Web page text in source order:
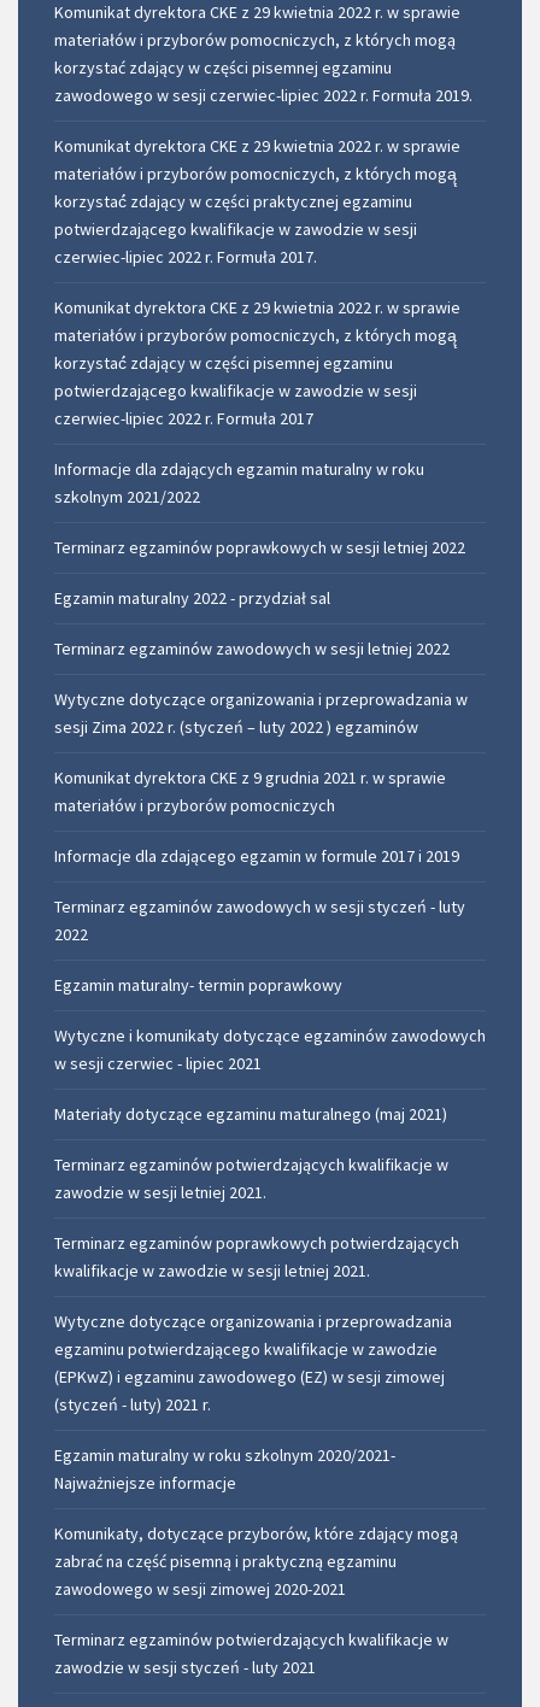
Komunikat dyrektora CKE z 29 kwietnia 2022 r. w sprawie
materiałów i przyborów pomocniczych, z których mogą
korzystać zdający w części pisemnej egzaminu
zawodowego w sesji czerwiec-lipiec 2022 r. Formuła 2019.
Komunikat dyrektora CKE z 29 kwietnia 2022 r. w sprawie
materiałów i przyborów pomocniczych, z których mogą̨
korzystać́ zdający w części praktycznej egzaminu
potwierdzającego kwalifikacje w zawodzie w sesji
czerwiec-lipiec 2022 r. Formuła 2017.
Komunikat dyrektora CKE z 29 kwietnia 2022 r. w sprawie
materiałów i przyborów pomocniczych, z których mogą̨
korzystać́ zdający w części pisemnej egzaminu
potwierdzającego kwalifikacje w zawodzie w sesji
czerwiec-lipiec 2022 r. Formuła 2017
Informacje dla zdających egzamin maturalny w roku
szkolnym 2021/2022
Terminarz egzaminów poprawkowych w sesji letniej 2022
Egzamin maturalny 2022 - przydział sal
Terminarz egzaminów zawodowych w sesji letniej 2022
Wytyczne dotyczące organizowania i przeprowadzania w
sesji Zima 2022 r. (styczeń – luty 2022 ) egzaminów
Komunikat dyrektora CKE z 9 grudnia 2021 r. w sprawie
materiałów i przyborów pomocniczych
Informacje dla zdającego egzamin w formule 2017 i 2019
Terminarz egzaminów zawodowych w sesji styczeń - luty
2022
Egzamin maturalny- termin poprawkowy
Wytyczne i komunikaty dotyczące egzaminów zawodowych
w sesji czerwiec - lipiec 2021
Materiały dotyczące egzaminu maturalnego (maj 2021)
Terminarz egzaminów potwierdzających kwalifikacje w
zawodzie w sesji letniej 2021.
Terminarz egzaminów poprawkowych potwierdzających
kwalifikacje w zawodzie w sesji letniej 2021.
Wytyczne dotyczące organizowania i przeprowadzania
egzaminu potwierdzającego kwalifikacje w zawodzie
(EPKwZ) i egzaminu zawodowego (EZ) w sesji zimowej
(styczeń - luty) 2021 r.
Egzamin maturalny w roku szkolnym 2020/2021-
Najważniejsze informacje
Komunikaty, dotyczące przyborów, które zdający mogą
zabrać na część pisemną i praktyczną egzaminu
zawodowego w sesji zimowej 2020-2021
Terminarz egzaminów potwierdzających kwalifikacje w
zawodzie w sesji styczeń - luty 2021